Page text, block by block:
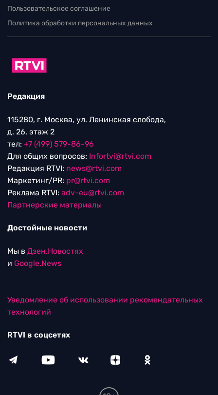
Пользовательское соглашение
Политика обработки персональных данных
Редакция
115280, г. Москва, ул. Ленинская слобода,
д. 26, этаж 2
тел: +7 (499) 579-86-96
Для общих вопросов: Infortvi@rtvi.com
Редакция RTVI: news@rtvi.com
Маркетинг/PR: pr@rtvi.com
Реклама RTVI: adv-eu@rtvi.com
Партнерские материалы
Достойные новости
Мы в Дзен.Новостях
и Google.News
Уведомление об использовании рекомендательных
технологий
RTVI в соцсетях